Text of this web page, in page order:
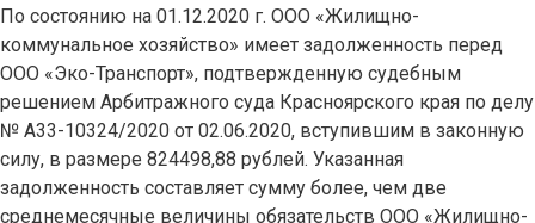
По состоянию на 01.12.2020 г. ООО «Жилищно-
коммунальное хозяйство» имеет задолженность перед
ООО «Эко-Транспорт», подтвержденную судебным
решением Арбитражного суда Красноярского края по делу
№ А33-10324/2020 от 02.06.2020, вступившим в законную
силу, в размере 824498,88 рублей. Указанная
задолженность составляет сумму более, чем две
среднемесячные величины обязательств ООО «Жилищно-